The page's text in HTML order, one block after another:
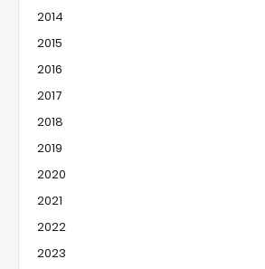
2014
2015
2016
2017
2018
2019
2020
2021
2022
2023